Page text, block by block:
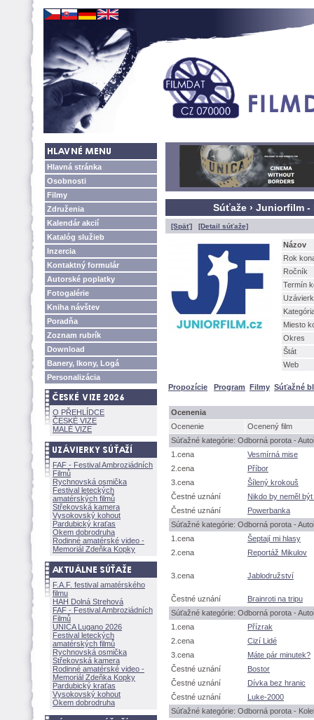
Hlavná stránka
Osobnosti
Filmy
Združenia
Kalendár akcií
Katalóg služieb
Inzercia
Kontaktný formulár
Autorské poplatky
Fotogalérie
Kniha návštev
Poradňa
Zoznam rubrík
Download
Banery, Ikony, Log
Personalizácia
O PŘEHLÍDCE
ČESKÉ VIZE
MALÉ VIZE
FAF - Festival Ambroziádních
Filmů
Rychnovská osmička
Festival leteckých
amatérských filmů
Střekovská kamera
Vysokovský kohout
Pardubický kraťas
Okem dobrodruha
Rodinné amatérské video -
Memoriál Zdeňka Kopky
F.A.F. festival amatérského
filmu
HAH Dolná Strehov
FAF - Festival Ambroziádních
Filmů
UNICA Lugano 2026
Festival leteckých
amatérských filmů
Rychnovská osmička
Střekovská kamera
Rodinné amatérské video -
Memoriál Zdeňka Kopky
Pardubický kraťas
Vysokovský kohout
Okem dobrodruha
Súťaže › Juniorfilm -
[Späť] [Detail súťaže]
Názov
Rok
Ročník
Termín
Miesto
Okres
tát
Web
Propozície Program Filmy Súťažné
Ocenenia
Ocenenie
Ocenený film
Súťažné kategórie: Odborná porota -
1.cena
Vesmírná mise
2.cena
Příbor
3.cena
ílený krokou
Čestné uznání
Nikdo by neměl
Čestné uznání
Powerbanka
Súťažné kategórie: Odborná porota -
1.cena
eptají mi hlasy
2.cena
Reportáž Mikulov
3.cena Jablodružství
Čestné uznání
Brainroti na tripu
Súťažné kategórie: Odborná porota -
1.cena
Přízrak
2.cena
Cizí Lidé
3.cena
Máte pár minutek?
Čestné uznání
Bostor
Čestné uznání
Dívka bez hranic
Čestné uznání
Luke-2000
Súťažné kategórie: Odborná porota -